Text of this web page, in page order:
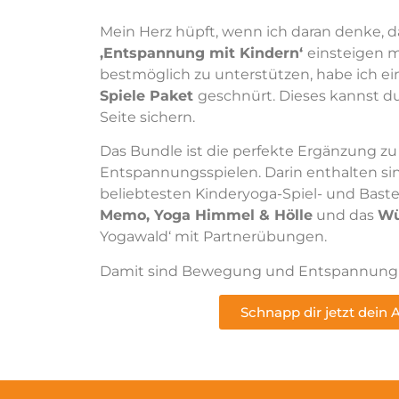
Mein Herz hüpft, wenn ich daran denke,
,Entspannung mit Kindern‘ einsteigen
bestmöglich zu unterstützen, habe ich
Spiele Paket geschnürt. Dieses kannst
Seite sichern.
Das Bundle ist die perfekte Ergänzung
Entspannungsspielen. Darin enthalten
beliebtesten Kinderyoga-Spiel- und
Memo, Yoga Himmel & Hölle und das
Yogawald‘ mit Partnerübungen.
Damit sind Bewegung und
Schnapp dir jetzt dein